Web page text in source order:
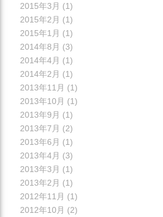
2015年3月 (1)
2015年2月 (1)
2015年1月 (1)
2014年8月 (3)
2014年4月 (1)
2014年2月 (1)
2013年11月 (1)
2013年10月 (1)
2013年9月 (1)
2013年7月 (2)
2013年6月 (1)
2013年4月 (3)
2013年3月 (1)
2013年2月 (1)
2012年11月 (1)
2012年10月 (2)